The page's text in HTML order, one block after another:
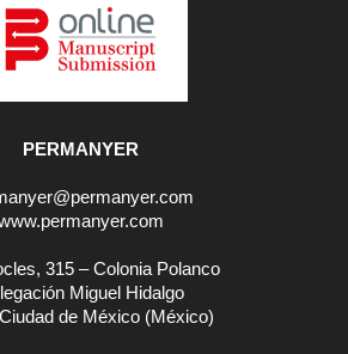
PERMANYER
315 – Colonia Polanco
Miguel Hidalgo
de México (México)